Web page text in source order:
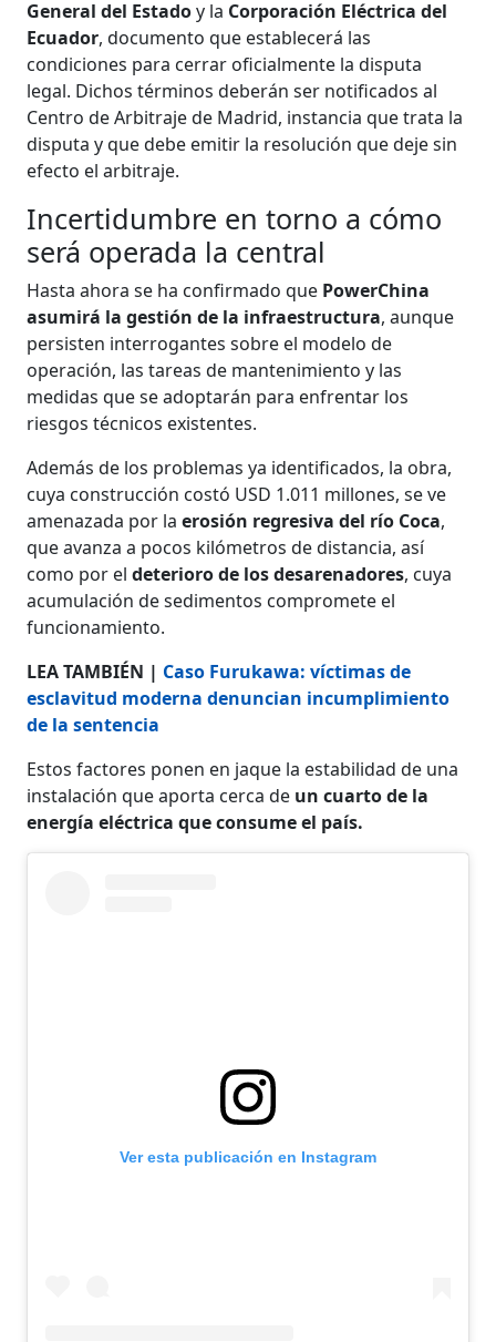
General del Estadoy la Corporación Eléctrica del
Ecuador, documento que establecerá las
condiciones para cerrar oficialmente la disputa
legal. Dichos términos deberán ser notificados al
Centro de Arbitraje de Madrid, instancia que trata la
disputa y que debe emitir la resolución que deje sin
efecto el arbitraje.
Incertidumbre en torno a cómo
será operada la central
Hasta ahora se ha confirmado que PowerChina
asumirá la gestión de la infraestructura, aunque
persisten interrogantes sobre el modelo de
operación, las tareas de mantenimiento y las
medidas que se adoptarán para enfrentar los
riesgos técnicos existentes.
Además de los problemas ya identificados, la obra,
cuya construcción costó USD 1.011 millones, se ve
amenazada por laerosión regresiva del río Coca,
que avanza a pocos kilómetros de distancia, así
como por el deterioro de los desarenadores, cuya
acumulación de sedimentos compromete el
funcionamiento.
LEA TAMBIÉN | Caso Furukawa: víctimas de
esclavitud moderna denuncian incumplimiento
de la sentencia
Estos factores ponen en jaque la estabilidad de una
instalación que aporta cerca de un cuarto de la
energía eléctrica que consume el país.
Ver esta publicación en Instagram